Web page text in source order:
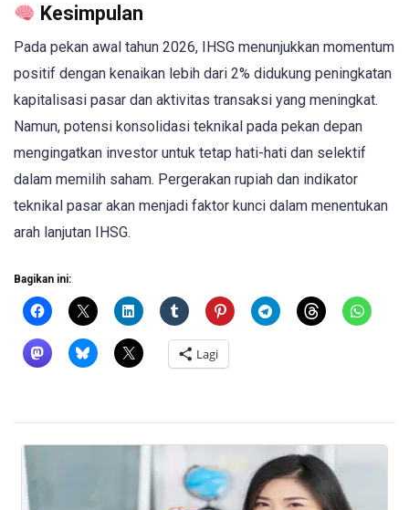
Kesimpulan
Pada pekan awal tahun 2026, IHSG menunjukkan momentum
positif dengan kenaikan lebih dari 2% didukung peningkatan
kapitalisasi pasar dan aktivitas transaksi yang meningkat.
Namun, potensi konsolidasi teknikal pada pekan depan
mengingatkan investor untuk tetap hati-hati dan selektif
dalam memilih saham. Pergerakan rupiah dan indikator
teknikal pasar akan menjadi faktor kunci dalam menentukan
arah lanjutan IHSG.
Bagikan ini:
Lagi